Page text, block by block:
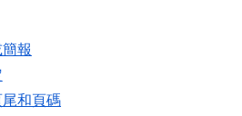
報
和頁碼